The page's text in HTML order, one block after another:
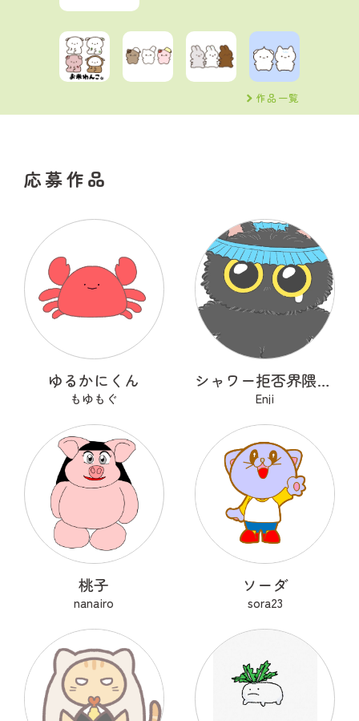
作品一覧
応募作品
ゆるかにくん
もゆもぐ
シャワー拒否界隈の子猫 ノワ
Enji
桃子
nanairo
ソーダ
sora23